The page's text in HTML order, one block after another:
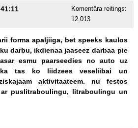
Komentāra reitings:
12.013
forma apaljiiga, bet speeks kaulos
darbu, ikdienaa jaaseez darbaa pie
esmu paarseedies no auto
uz
ka tas ko liidzees veseliibai
un
aktivitaateem. nu
festos
ar puslitraboulingu, litraboulingu un